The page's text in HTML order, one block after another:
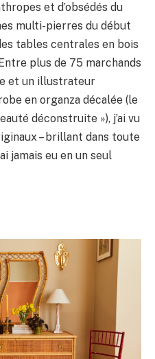
et d’obsédés du
multi-pierres du début
tables centrales en bois
plus de 75 marchands
et un illustrateur
en organza décalée (le
déconstruite »), j’ai vu
– brillant dans toute
jamais eu en un seul